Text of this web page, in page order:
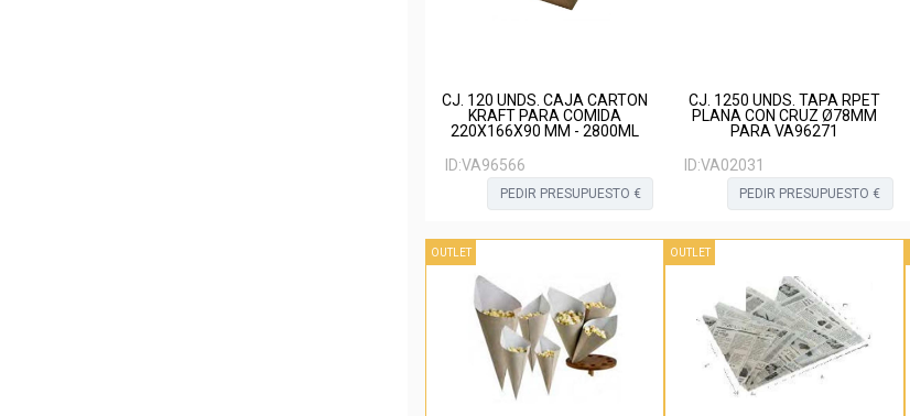
CJ. 120 UNDS. CAJA CARTON
KRAFT PARA COMIDA
220X166X90 MM - 2800ML
ID:VA96566
PEDIR PRESUPUESTO €
CJ. 1250 UNDS. TAPA RPET
PLANA CON CRUZ Ø78MM
PARA VA96271
ID:VA02031
PEDIR PRESUPUESTO €
OUTLET OUTLET